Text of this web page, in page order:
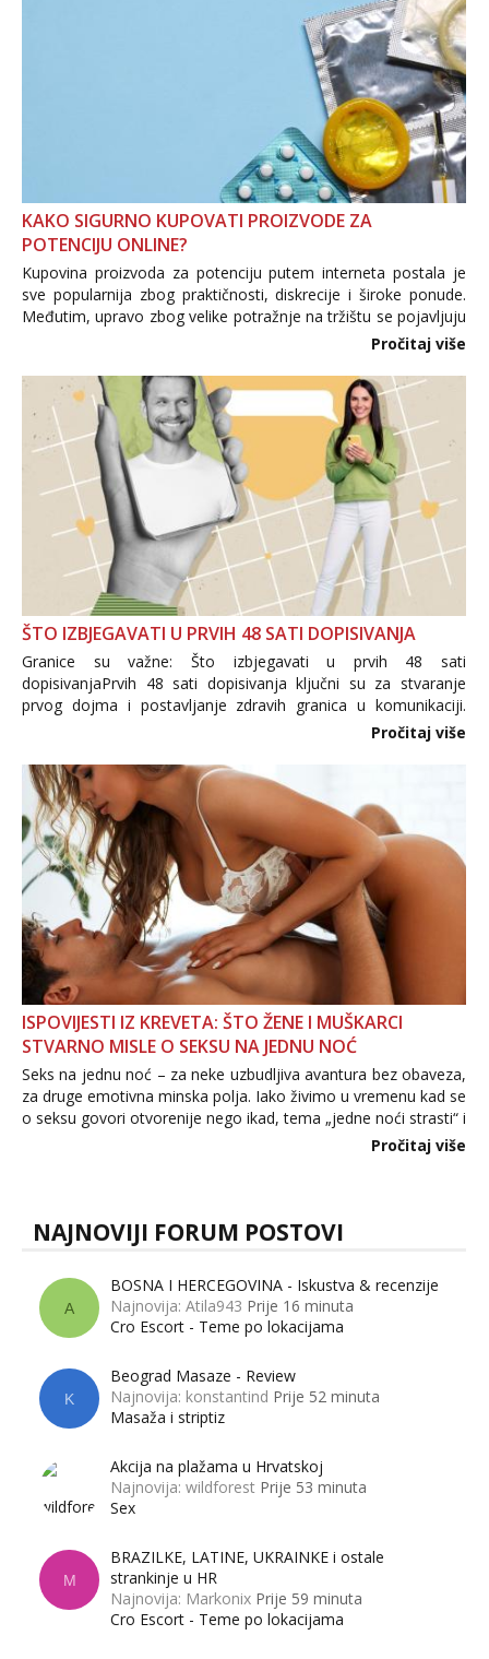
KAKO SIGURNO KUPOVATI PROIZVODE ZA
POTENCIJU ONLINE?
Kupovina proizvoda za potenciju putem interneta postala je
sve popularnija zbog praktičnosti, diskrecije i široke ponude.
Međutim, upravo zbog velike potražnje na tržištu se pojavljuju
i brojni krivotvoreni proizvodi, nepouzdane internetske
Pročitaj više
ŠTO IZBJEGAVATI U PRVIH 48 SATI DOPISIVANJA
Granice su važne: Što izbjegavati u prvih 48 sati
dopisivanjaPrvih 48 sati dopisivanja ključni su za stvaranje
prvog dojma i postavljanje zdravih granica u komunikaciji.
Važno je izbjeći prebrzo otkrivanje osobnih ili intimnih
informacija, jer nepoznata osoba još nije zaslužila to
povjerenje. Takođe...
Pročitaj više
ISPOVIJESTI IZ KREVETA: ŠTO ŽENE I MUŠKARCI
STVARNO MISLE O SEKSU NA JEDNU NOĆ
Seks na jednu noć – za neke uzbudljiva avantura bez obaveza,
za druge emotivna minska polja. Iako živimo u vremenu kad se
o seksu govori otvorenije nego ikad, tema „jedne noći strasti“ i
dalje izaziva burne rasprave. Što zapravo misle žene, a što
Pročitaj više
NAJNOVIJI FORUM POSTOVI
A
BOSNA I HERCEGOVINA - Iskustva & recenzije
Najnovija: Atila943 Prije 16 minuta
Cro Escort - Teme po lokacijama
K
Beograd Masaze - Review
Najnovija: konstantind Prije 52 minuta
Masaža i striptiz
Akcija na plažama u Hrvatskoj
Najnovija: wildforest Prije 53 minuta
Sex
M
BRAZILKE, LATINE, UKRAINKE i ostale
strankinje u HR
Najnovija: Markonix Prije 59 minuta
Cro Escort - Teme po lokacijama